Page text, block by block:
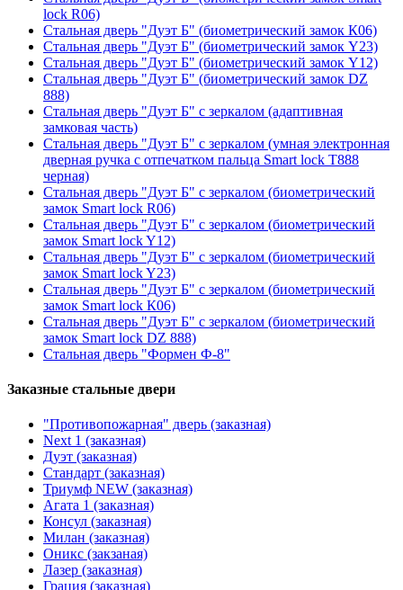
lock R06)
Стальная дверь "Дуэт Б" (биометрический замок К06)
Стальная дверь "Дуэт Б" (биометрический замок Y23)
Стальная дверь "Дуэт Б" (биометрический замок Y12)
Стальная дверь "Дуэт Б" (биометрический замок DZ
888)
Стальная дверь "Дуэт Б" с зеркалом (адаптивная
замковая часть)
Стальная дверь "Дуэт Б" с зеркалом (умная электронная
дверная ручка с отпечатком пальца Smart lock T888
черная)
Стальная дверь "Дуэт Б" с зеркалом (биометрический
замок Smart lock R06)
Стальная дверь "Дуэт Б" с зеркалом (биометрический
замок Smart lock Y12)
Стальная дверь "Дуэт Б" с зеркалом (биометрический
замок Smart lock Y23)
Стальная дверь "Дуэт Б" с зеркалом (биометрический
замок Smart lock К06)
Стальная дверь "Дуэт Б" с зеркалом (биометрический
замок Smart lock DZ 888)
Стальная дверь "Формен Ф-8"
Заказные стальные двери
"Противопожарная" дверь (заказная)
Next 1 (заказная)
Дуэт (заказная)
Стандарт (заказная)
Триумф NEW (заказная)
Агата 1 (заказная)
Консул (заказная)
Милан (заказная)
Оникс (закзаная)
Лазер (заказная)
Грация (заказная)